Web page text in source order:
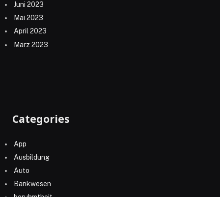
Juni 2023
Mai 2023
April 2023
März 2023
Categories
App
Ausbildung
Auto
Bankwesen